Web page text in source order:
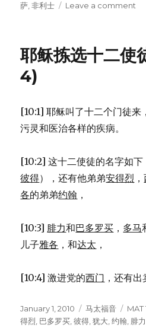
萨 ,非利士 Leave a comment
以
国
耶稣拣选十二使
4)
[10:1] 耶稣叫了十二个门徒
污灵和医治各样的疾病。
[10:2] 这十二使徒的名字如
彼得），还有他弟弟安得烈 ，
各的弟弟约翰 ，
[10:3] 腓力和巴多罗买 ， 多马
儿子雅各 ，和达太 ，
[10:4] 激进党的西门 ，还有
Posted
on
January 1, 2010 Categories
马太福音 Tags
MAT
得烈 巴多罗买 ,彼得 ,犹大 ,约翰 腓力